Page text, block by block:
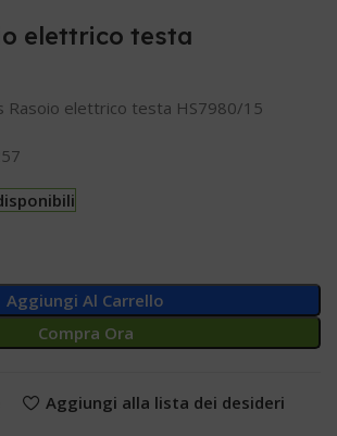
elettrico testa
Rasoio elettrico testa HS7980/15
Aggiungi Al Carrello
Compra Ora
Aggiungi alla lista dei desideri